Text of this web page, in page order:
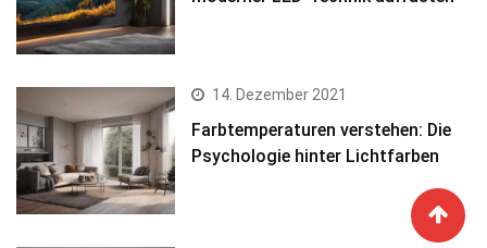
14. Dezember 2021
Farbtemperaturen verstehen: Die
Psychologie hinter Lichtfarben